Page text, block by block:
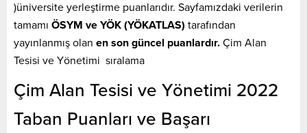
)üniversite yerleştirme puanlarıdır. Sayfamızdaki verilerin
tamamı ÖSYM ve YÖK (YÖKATLAS) tarafından
yayınlanmış olan en son güncel puanlardır. Çim Alan
Tesisi ve Yönetimi sıralama
Çim Alan Tesisi ve Yönetimi 2022
Taban Puanları ve Başarı